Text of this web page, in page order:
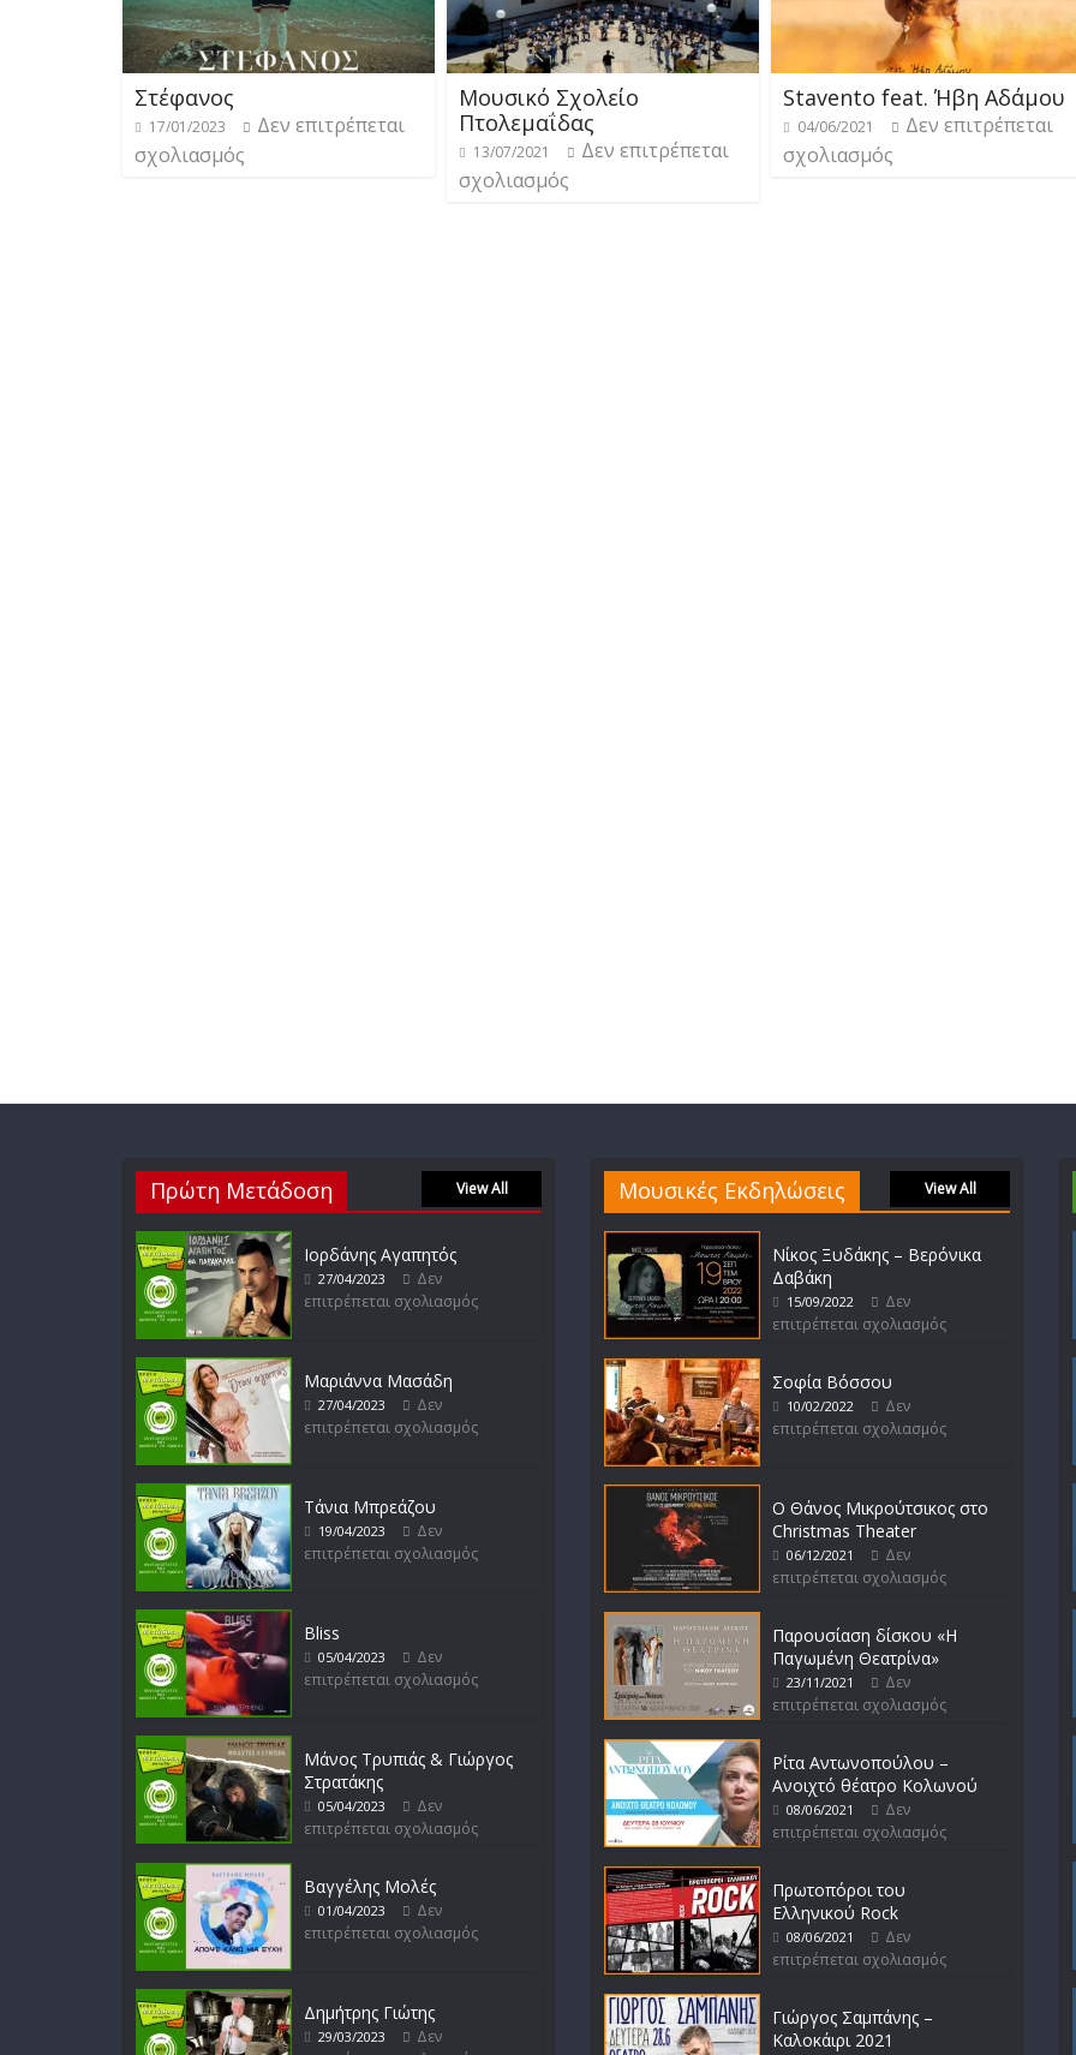
Στέφανος
17/01/2023
Δεν επιτρέπεται
σχολιασμός
Μουσικό Σχολείο
Πτολεμαΐδας
13/07/2021
Δεν επιτρέπεται
σχολιασμός
Stavento feat. Ήβη Αδάμου
04/06/2021
Δεν επιτρέπεται
σχολιασμός
Πρώτη Μετάδοση View All
Ιορδάνης Αγαπητός
27/04/2023
Δεν
επιτρέπεται σχολιασμός
Μαριάννα Μασάδη
27/04/2023
Δεν
επιτρέπεται σχολιασμός
Τάνια Μπρεάζου
19/04/2023
Δεν
επιτρέπεται σχολιασμός
Bliss
05/04/2023
Δεν
επιτρέπεται σχολιασμός
Μάνος Τρυπιάς & Γιώργος
Στρατάκης
05/04/2023
Δεν
επιτρέπεται σχολιασμός
Βαγγέλης Μολές
01/04/2023
Δεν
επιτρέπεται σχολιασμός
Δημήτρης Γιώτης
29/03/2023
Δεν
Μουσικές Εκδηλώσεις View All
Νίκος Ξυδάκης – Βερόνικα
Δαβάκη
15/09/2022
Δεν
επιτρέπεται σχολιασμός
Σοφία Βόσσου
10/02/2022
Δεν
επιτρέπεται σχολιασμός
Ο Θάνος Μικρούτσικος στο
Christmas Theater
06/12/2021
Δεν
επιτρέπεται σχολιασμός
Παρουσίαση δίσκου «Η
Παγωμένη Θεατρίνα»
23/11/2021
Δεν
επιτρέπεται σχολιασμός
Ρίτα Αντωνοπούλου –
Ανοιχτό θέατρο Κολωνού
08/06/2021
Δεν
επιτρέπεται σχολιασμός
Πρωτοπόροι του
Ελληνικού Rock
08/06/2021
Δεν
επιτρέπεται σχολιασμός
Γιώργος Σαμπάνης –
Καλοκάιρι 2021